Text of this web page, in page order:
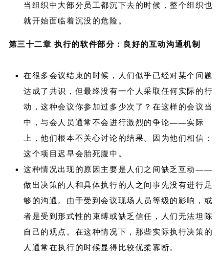
当组织中大部分员工都沉下去的时候，整个组织也
就开始面临着沉没的危险。
第三十二章 执行的软件部分：良好的互动沟通机制
在很多会议结束的时候，人们似乎已经对某个问题
达成了共识，但最终没有一个人采取任何实际的行
动，这种会议你参加过多少次了？在这样的会议当
中，与会人员通常不会进行激烈的争论——实际
上，他们根本不关心讨论的结果。因为他们相信：
这个项目迟早会胎死腹中。
这种情况出现的原因主要是人们之间缺乏互动——
做出决策的人和具体执行的人之间事先没有进行足
够的沟通。由于受到会议现场人员等级的影响，或
者是受到形式性的束缚或缺乏信任，人们无法坦陈
自己的观点。在这种情况下，那些实际执行决策的
人通常在执行的时候显得比较优柔寡断。